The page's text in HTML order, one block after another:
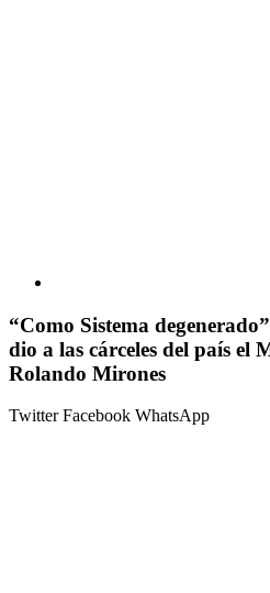
“Como Sistema
dio a las cárceles del país el
Rolando Mirones
TwitterFacebook WhatsApp